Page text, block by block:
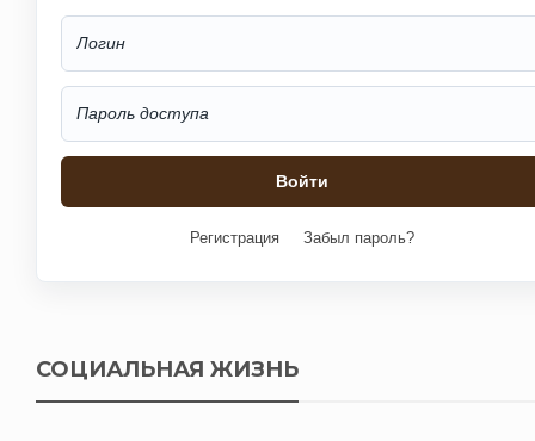
Регистрация Забыл пароль?
СОЦИАЛЬНАЯ ЖИЗНЬ